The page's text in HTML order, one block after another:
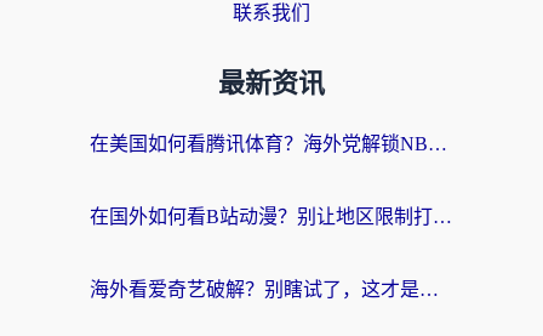
联系我们
最新资讯
在美国如何看腾讯体育？海外党解锁NBA欧洲杯直播的终极攻略
在国外如何看B站动漫？别让地区限制打断你的追番节奏
海外看爱奇艺破解？别瞎试了，这才是留学生华人追剧看球的正确打开方式